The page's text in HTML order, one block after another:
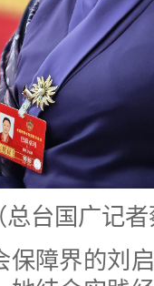
国广记者
障界的刘启